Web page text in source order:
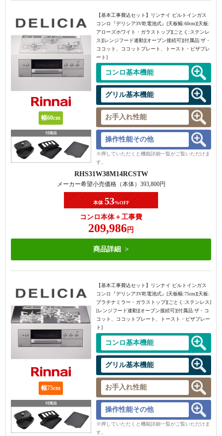
幅60cm
【基本工事費込セット】
リンナイ ビルトインガス
コンロ『デリシア3V乾電池式』[天板幅:60cm][天板:
アローズホワイト・ガラストップ][ごとく:ステンレ
ス][レンジフード連動][オーブン接続可][付属品:ザ・
ココット、ココットプレート、トースト・ピザプレ
ート]
コンロ基本機能
グリル基本機能
お手入れ性能
操作性能その他
※押していただくと機能詳細一覧がご覧いただけま
す。
RHS31W38M14RCSTW
メーカー希望小売価格（本体） 393,800円
本体 53%OFF
コンロ本体＋工事費
209,986 円
商品詳細
幅75cm
【基本工事費込セット】
リンナイ ビルトインガス
コンロ『デリシア3V乾電池式』[天板幅:75cm][天板:
プラチナミラー・ガラストップ][ごとく:ステンレス]
[レンジフード連動][オーブン接続可][付属品:ザ・コ
コット、ココットプレート、トースト・ピザプレー
ト]
コンロ基本機能
グリル基本機能
お手入れ性能
操作性能その他
※押していただくと機能詳細一覧がご覧いただけま
す。